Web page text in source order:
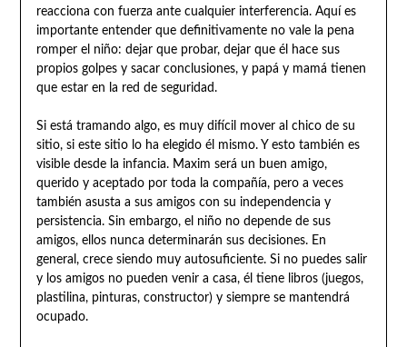
reacciona con fuerza ante cualquier interferencia. Aquí es
importante entender que definitivamente no vale la pena
romper el niño: dejar que probar, dejar que él hace sus
propios golpes y sacar conclusiones, y papá y mamá tienen
que estar en la red de seguridad.
Si está tramando algo, es muy difícil mover al chico de su
sitio, si este sitio lo ha elegido él mismo. Y esto también es
visible desde la infancia. Maxim será un buen amigo,
querido y aceptado por toda la compañía, pero a veces
también asusta a sus amigos con su independencia y
persistencia. Sin embargo, el niño no depende de sus
amigos, ellos nunca determinarán sus decisiones. En
general, crece siendo muy autosuficiente. Si no puedes salir
y los amigos no pueden venir a casa, él tiene libros (juegos,
plastilina, pinturas, constructor) y siempre se mantendrá
ocupado.